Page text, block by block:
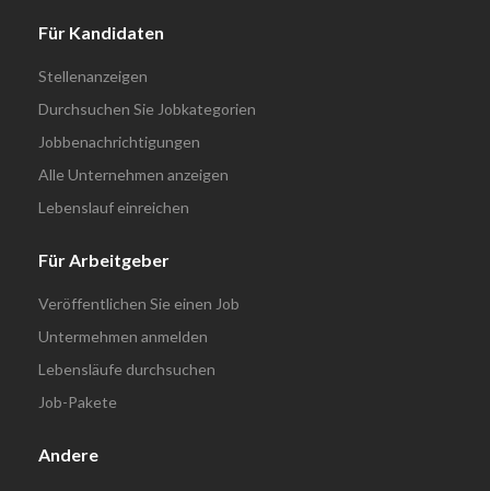
Für Kandidaten
Stellenanzeigen
Durchsuchen Sie Jobkategorien
Jobbenachrichtigungen
Alle Unternehmen anzeigen
Lebenslauf einreichen
Für Arbeitgeber
Veröffentlichen Sie einen Job
Untermehmen anmelden
Lebensläufe durchsuchen
Job-Pakete
Andere